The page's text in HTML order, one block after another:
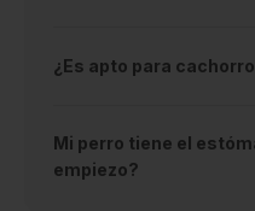
¿Es apto para
Mi perro tiene el
empiezo?